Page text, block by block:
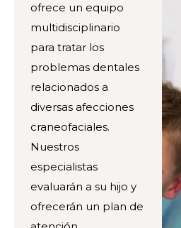
ofrece un equipo
multidisciplinario
para tratar los
problemas dentales
relacionados a
diversas afecciones
craneofaciales.
Nuestros
especialistas
evaluarán a su hijo y
ofrecerán un plan de